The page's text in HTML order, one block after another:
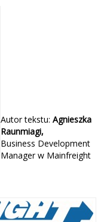
Autor tekstu: Agnieszka
Raunmiagi,
Business Development
Manager w Mainfreight